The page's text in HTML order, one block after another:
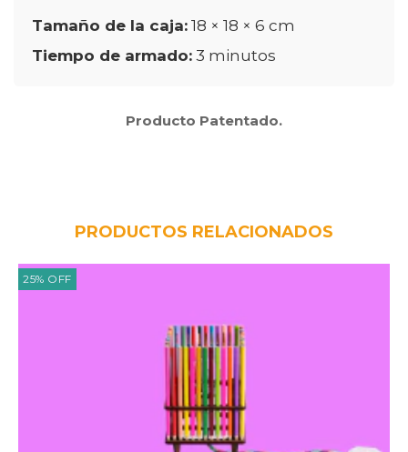
Tamaño de la caja: 18 × 18 × 6 cm
Tiempo de armado: 3 minutos
Producto Patentado.
PRODUCTOS RELACIONADOS
25% OFF